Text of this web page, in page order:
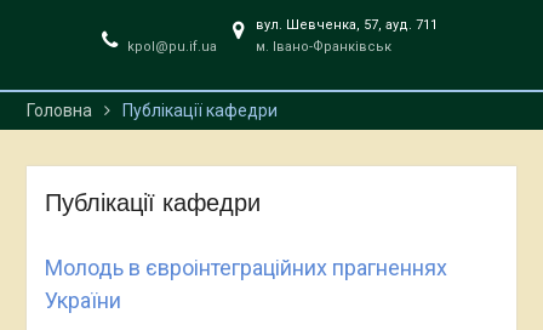
kpol@pu.if.ua
вул. Шевченка, 57, ауд. 711
м. Івано-Франківськ
Головна Публікації кафедри
Публікації кафедри
Молодь в євроінтеграційних прагненнях
України